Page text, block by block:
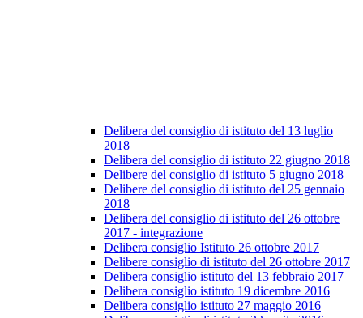
Delibera del consiglio di istituto del 13 luglio
2018
Delibera del consiglio di istituto 22 giugno 2018
Delibere del consiglio di istituto 5 giugno 2018
Delibere del consiglio di istituto del 25 gennaio
2018
Delibera del consiglio di istituto del 26 ottobre
2017 - integrazione
Delibera consiglio Istituto 26 ottobre 2017
Delibere consiglio di istituto del 26 ottobre 2017
Delibera consiglio istituto del 13 febbraio 2017
Delibera consiglio istituto 19 dicembre 2016
Delibera consiglio istituto 27 maggio 2016